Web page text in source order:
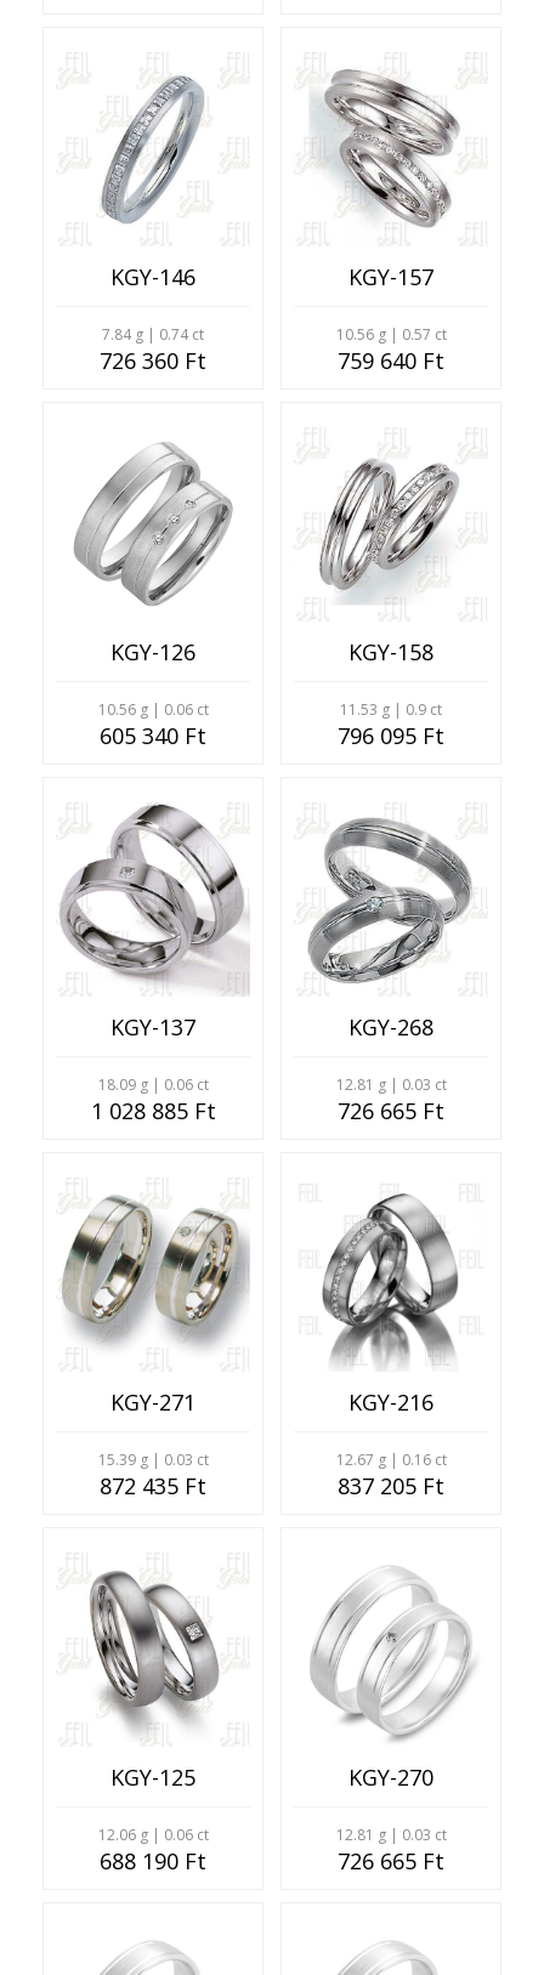
KGY-146
7.84 g | 0.74 ct
726 360 Ft
KGY-157
10.56 g | 0.57 ct
759 640 Ft
KGY-126
10.56 g | 0.06 ct
605 340 Ft
KGY-158
11.53 g | 0.9 ct
796 095 Ft
KGY-137
18.09 g | 0.06 ct
1 028 885 Ft
KGY-268
12.81 g | 0.03 ct
726 665 Ft
KGY-271
15.39 g | 0.03 ct
872 435 Ft
KGY-216
12.67 g | 0.16 ct
837 205 Ft
KGY-125
12.06 g | 0.06 ct
688 190 Ft
KGY-270
12.81 g | 0.03 ct
726 665 Ft